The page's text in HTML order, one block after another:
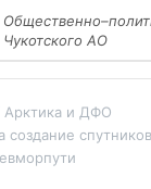
Чукотского АО
Арктика и ДФО
создание